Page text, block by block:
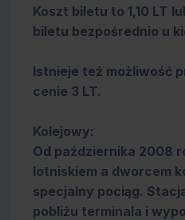
Koszt biletu to 1,10 LT
biletu bezpośrednio u
Istnieje też możliwość
cenie 3 LT.
Kolejowy:
Od października 2008
lotniskiem a dworcem
specjalny pociąg.
pobliżu terminala i